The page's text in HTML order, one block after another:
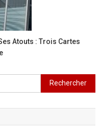
Atouts : Trois Cartes
Rechercher :